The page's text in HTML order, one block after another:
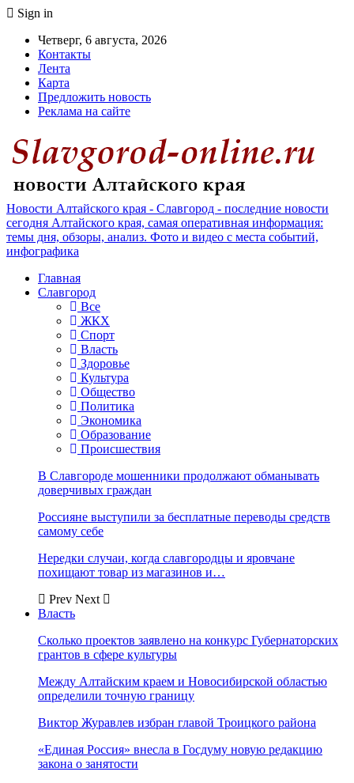
Sign in
Четверг, 6 августа, 2026
Контакты
Лента
Карта
Предложить новость
Реклама на сайте
Новости Алтайского края - Славгород - последние новости
сегодня Алтайского края, самая оперативная информация:
темы дня, обзоры, анализ. Фото и видео с места событий,
инфографика
Главная
Славгород
Все
ЖКХ
Спорт
Власть
Здоровье
Культура
Общество
Политика
Экономика
Образование
Происшествия
В Славгороде мошенники продолжают обманывать
доверчивых граждан
Россияне выступили за бесплатные переводы средств
самому себе
Нередки случаи, когда славгородцы и яровчане
похищают товар из магазинов и…
Prev Next
Власть
Сколько проектов заявлено на конкурс Губернаторских
грантов в сфере культуры
Между Алтайским краем и Новосибирской областью
определили точную границу
Виктор Журавлев избран главой Троицкого района
«Единая Россия» внесла в Госдуму новую редакцию
закона о занятости